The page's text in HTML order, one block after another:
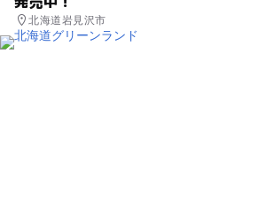
北海道岩見沢市